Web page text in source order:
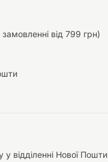
Автоаксесуари
Декорації
від 799 грн)
відділенні Нової Пошти